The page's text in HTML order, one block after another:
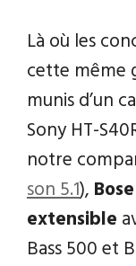
Là où les
cette même
munis d’un
Sony HT-
notre
son 5.1),
extensible
Bass 500 et